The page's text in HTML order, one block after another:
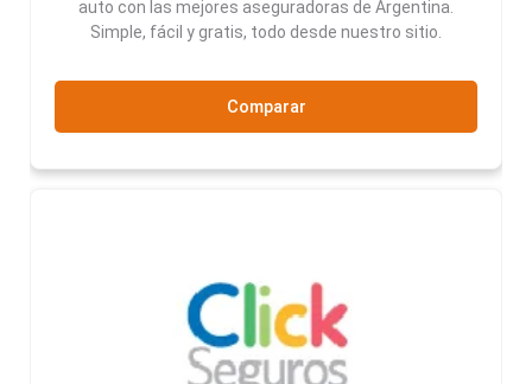
auto con las mejores aseguradoras de Argentina.
Simple, fácil y gratis, todo desde nuestro sitio.
Comparar